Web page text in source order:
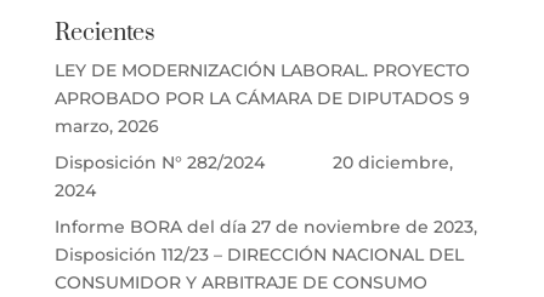
Recientes
LEY DE MODERNIZACIÓN LABORAL. PROYECTO
APROBADO POR LA CÁMARA DE DIPUTADOS 9
marzo, 2026
Disposición N° 282/2024
20 diciembre,
2024
Informe BORA del día 27 de noviembre de 2023,
Disposición 112/23 – DIRECCIÓN NACIONAL DEL
CONSUMIDOR Y ARBITRAJE DE CONSUMO